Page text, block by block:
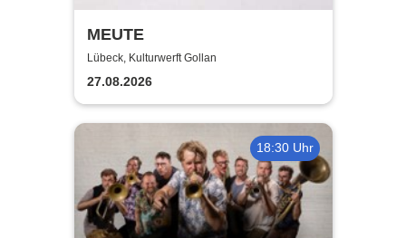
MEUTE
Lübeck, Kulturwerft Gollan
27.08.2026
18:30 Uhr